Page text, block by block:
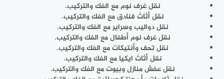
نقل غرف نوم مع الفك والتركيب.
نقل أثاث فنادق مع الفك والتركيب.
نقل دواليب وسراير مع الفك والتركيب.
نقل غرف نوم أطفال مع الفك والتركيب.
نقل تحف وأنتيكات مع الفك والتركيب.
نقل أثاث ايكيا مع الفك والتركيب.
نقل عفش منازل وبيوت مع الفك والتركيب.